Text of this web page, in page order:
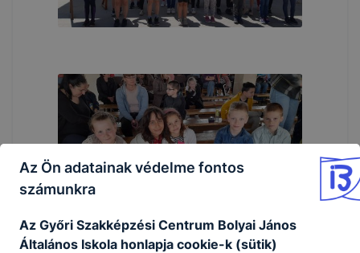
Az Ön adatainak védelme fontos
számunkra
Az Győri Szakképzési Centrum Bolyai János
Általános Iskola honlapja cookie-k (sütik)